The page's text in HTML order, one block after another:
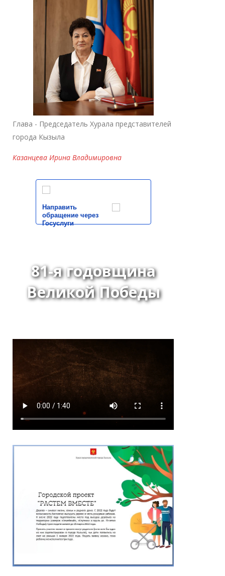
Глава - Председатель Хурала представителей
города Кызыла
Казанцева Ирина Владимировна
Направить
обращение через
Госуслуги
81-я годовщина
Великой Победы